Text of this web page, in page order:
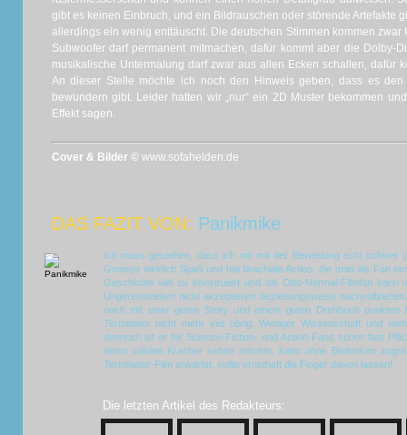
gibt es keinen Einbruch, und ein Bildrauschen oder störende Artefakte
allerdings ein wenig enttäuscht. Die deutschen Stimmen kommen
Subwoofer darf permanent mitmachen, dafür kommt aber die Dolby-
musikalische Untermalung darf zwar aus allen Ecken schallen, dafür
An dieser Stelle möchte ich noch den Hinweis geben, dass es
bewundern gibt. Leider hatten wir „nur“ ein 2D Muster bekommen
Effekt sagen.
Cover & Bilder © www.sofahelden.de
DAS FAZIT VON: Panikmike
Ich muss gestehen, dass ich mir mit der Bewertung echt schwer
Genisys wirklich Spaß und hat brachiale Action, die man als Fan
Geschichte viel zu konstruiert und als Otto-Normal-Filmfan kann
Ungereimtheiten nicht akzeptieren beziehungsweise
noch mit einer guten Story und einem guten Drehbuch
Terminatornicht mehr viel übrig. Weniger Wissenschaft und
dennoch ist er für Science-Fiction- und Action-Fans schon fast
einen soliden Kracher sehen möchte, kann ohne Bedenken
Terminator-Film erwartet, sollte ernsthaft die Finger davon lassen!
Die letzten Artikel des Redakteurs: